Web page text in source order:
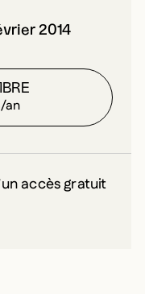
2014
an
accès gratuit